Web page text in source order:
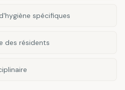
spécifiques
des résidents